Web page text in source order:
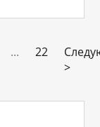
... 22
>